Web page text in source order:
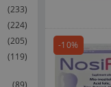
-10%
(233)
(224)
(205)
(119)
(89)